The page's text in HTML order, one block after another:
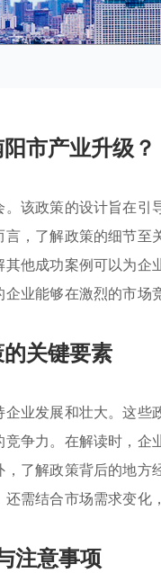
市产业升级？
该政策的设计旨在引
，了解政策的细节至
他成功案例可以为企
业能够在激烈的市场
关键要素
企业发展和壮大。这些
争力。在解读时，企
了解政策背后的地方
需结合市场需求变化
注意事项